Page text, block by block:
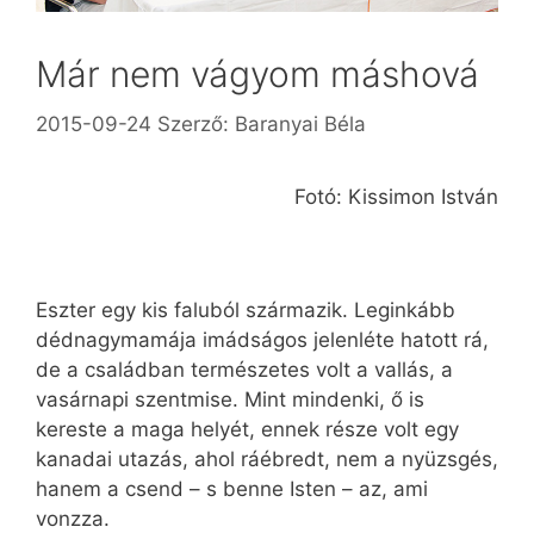
Már nem vágyom máshová
2015-09-24 Szerző: Baranyai Béla
Fotó: Kissimon István
Eszter egy kis faluból származik. Leginkább
dédnagymamája imádságos jelenléte hatott rá,
de a családban természetes volt a vallás, a
vasárnapi szentmise. Mint mindenki, ő is
kereste a maga helyét, ennek része volt egy
kanadai utazás, ahol ráébredt, nem a nyüzsgés,
hanem a csend – s benne Isten – az, ami
vonzza.